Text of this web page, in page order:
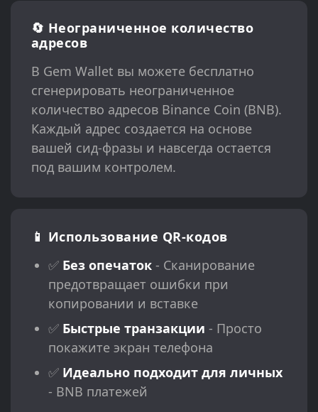
🔄 Неограниченное количество
адресов
В Gem Wallet вы можете бесплатно
сгенерировать неограниченное
количество адресов Binance Coin (BNB).
Каждый адрес создается на основе
вашей сид-фразы и навсегда остается
под вашим контролем.
📱 Использование QR-кодов
✅ Без опечаток- Сканирование
предотвращает ошибки при
копировании и вставке
✅ Быстрые транзакции - Просто
покажите экран телефона
✅ Идеально подходит для личных
- BNB платежей